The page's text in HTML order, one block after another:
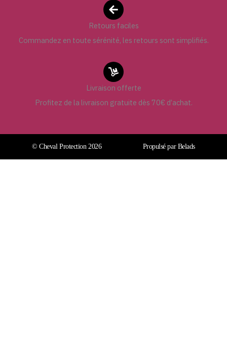
Retours faciles
Commandez en toute sérénité, les retours sont simplifiés.
Livraison offerte
Profitez de la livraison gratuite dès 70€ d’achat.
© Cheval Protection 2026 Propulsé par Belads